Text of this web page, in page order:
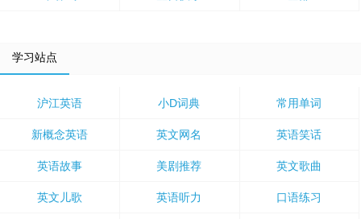
学习站点
沪江英语 小D词典 常用单词
新概念英语 英文网名 英语笑话
英语故事 美剧推荐 英文歌曲
英文儿歌 英语听力 口语练习